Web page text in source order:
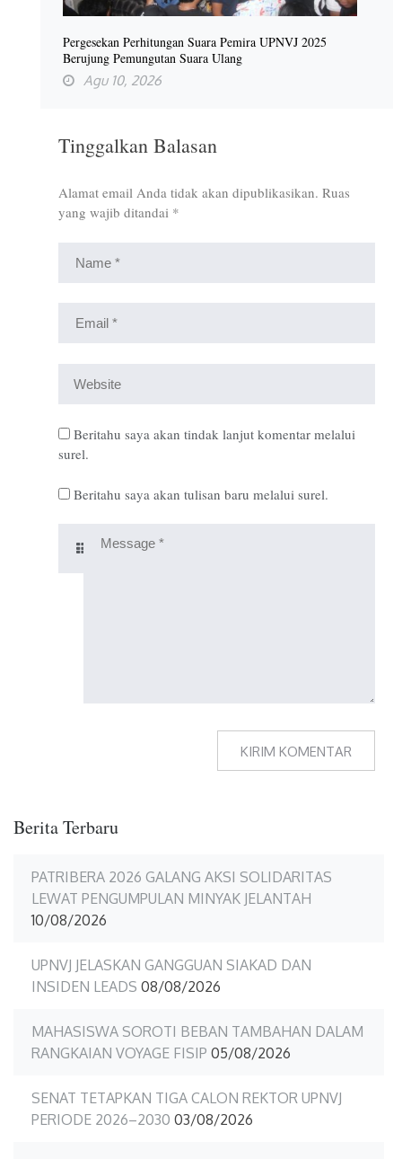
Pergesekan Perhitungan Suara Pemira UPNVJ 2025
Berujung Pemungutan Suara Ulang
Agu 10, 2026
Tinggalkan Balasan
Alamat email Anda tidak akan dipublikasikan. Ruas
yang wajib ditandai *
Beritahu saya akan tindak lanjut komentar melalui
surel.
Beritahu saya akan tulisan baru melalui surel.
Berita Terbaru
PATRIBERA 2026 GALANG AKSI SOLIDARITAS
LEWAT PENGUMPULAN MINYAK JELANTAH
10/08/2026
UPNVJ JELASKAN GANGGUAN SIAKAD DAN
INSIDEN LEADS 08/08/2026
MAHASISWA SOROTI BEBAN TAMBAHAN DALAM
RANGKAIAN VOYAGE FISIP 05/08/2026
SENAT TETAPKAN TIGA CALON REKTOR UPNVJ
PERIODE 2026–2030 03/08/2026